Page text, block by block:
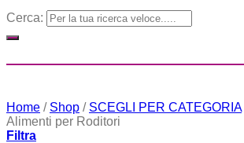
Cerca:
Home / Shop / SCEGLI PER CATEGORIA
Alimenti per Roditori
Filtra